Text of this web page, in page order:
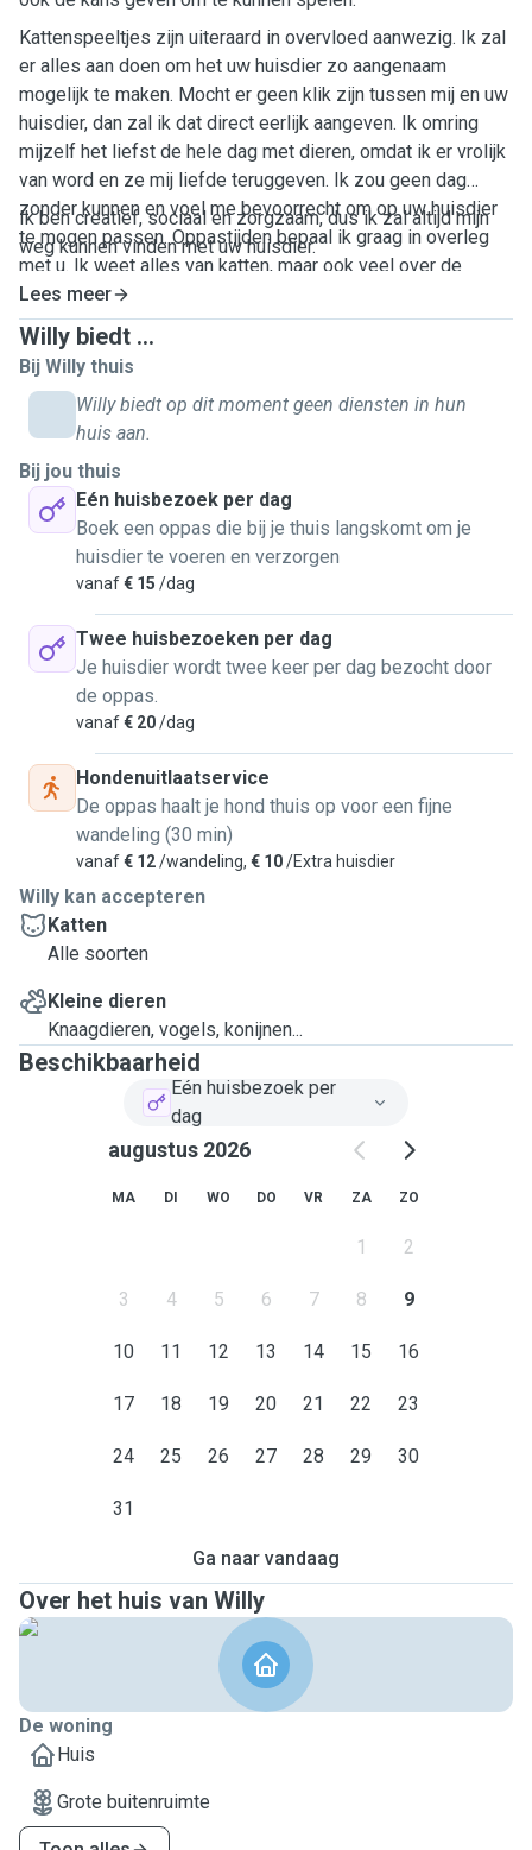
Kattenspeeltjes zijn uiteraard in overvloed aanwezig. Ik zal
er alles aan doen om het uw huisdier zo aangenaam
mogelijk te maken. Mocht er geen klik zijn tussen mij en uw
huisdier, dan zal ik dat direct eerlijk aangeven. Ik omring
mijzelf het liefst de hele dag met dieren, omdat ik er vrolijk
van word en ze mij liefde teruggeven. Ik zou geen dag
zonder kunnen en voel me bevoorrecht om op uw huisdier
te mogen passen. Oppastijden bepaal ik graag in overleg
met u. Ik weet alles van katten, maar ook veel over de
verzorging van honden.
Ik ben creatief, sociaal en zorgzaam, dus ik zal altijd mijn
weg kunnen vinden met uw huisdier.
Lees meer
Willy biedt ...
Bij Willy thuis
Willy biedt op dit moment geen diensten in hun
huis aan.
Bij jou thuis
Eén huisbezoek per dag
Boek een oppas die bij je thuis langskomt om je
huisdier te voeren en verzorgen
vanaf€ 15 /dag
Twee huisbezoeken per dag
Je huisdier wordt twee keer per dag bezocht door
de oppas.
vanaf€ 20/dag
Hondenuitlaatservice
De oppas haalt je hond thuis op voor een fijne
wandeling (30 min)
vanaf€ 12/wandeling, € 10/Extra huisdier
Willy kan accepteren
Katten
Alle soorten
Kleine dieren
Knaagdieren, vogels, konijnen...
Beschikbaarheid
Eén huisbezoek per
dag
augustus 2026
MA DI WO DO VR ZA ZO
1 2
3 4 5 6 7 8 9
10 11 12 13 14 15 16
17 18 19 20 21 22 23
24 25 26 27 28 29 30
31
Ga naar vandaag
Over het huis van Willy
De woning
Huis
Grote buitenruimte